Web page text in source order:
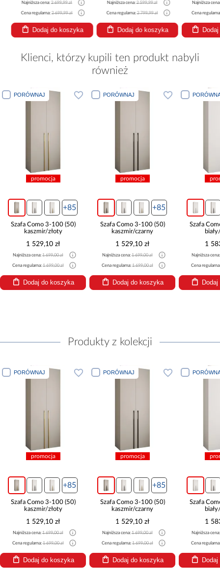
Najniższa cena: 2 699,99 zł
Cena regularna: 2 699,99 zł
Dodaj do koszyka
Najniższa cena:2 599,99 zł
Cena regularna:2 799,99 zł
Dodaj do koszyka
Najniższa
Cena
Klienci, którzy kupili ten produkt nabyli
również
PORÓWNAJ
promocja
+85
Szafa Como 3-100 (50)
kaszmir/złoty
1 529,10 zł
Najniższa cena:1 699,00 zł
Cena regularna:1 699,00 zł
Dodaj do koszyka
PORÓWNAJ
promocja
+85
Szafa Como 3-100 (50)
kaszmir/czarny
1 529,10 zł
Najniższa cena:1 699,00 zł
Cena regularna:1 699,00 zł
Dodaj do koszyka
Szafa
1
Najniższa
Cena
Produkty z kolekcji
PORÓWNAJ
promocja
+85
Szafa Como 3-100 (50)
kaszmir/złoty
1 529,10 zł
Najniższa cena:1 699,00 zł
Cena regularna:1 699,00 zł
Dodaj do koszyka
PORÓWNAJ
promocja
+85
Szafa Como 3-100 (50)
kaszmir/czarny
1 529,10 zł
Najniższa cena:1 699,00 zł
Cena regularna:1 699,00 zł
Dodaj do koszyka
Szafa
1
Najniższa
Cena